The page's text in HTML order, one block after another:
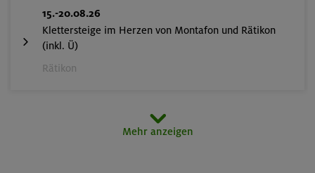
15.-20.08.26
Klettersteige im Herzen von Montafon und Rätikon
(inkl. Ü)
Rätikon
Mehr anzeigen